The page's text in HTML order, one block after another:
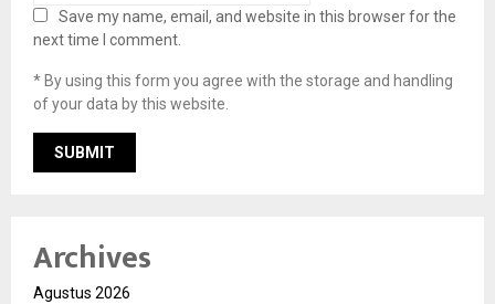
Save my name, email, and website in this browser for the
next time I comment.
* By using this form you agree with the storage and handling
of your data by this website.
Archives
Agustus 2026